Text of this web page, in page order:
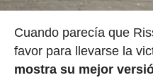
Cuando parecía que
favor para llevarse la
mostra su mejor